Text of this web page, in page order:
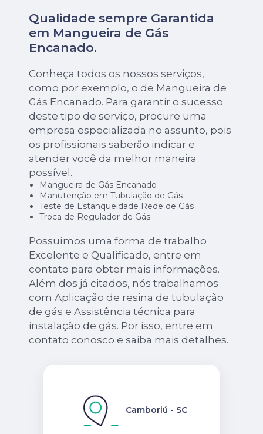
Qualidade sempre Garantida
em Mangueira de Gás
Encanado.
Conheça todos os nossos serviços,
como por exemplo, o de Mangueira de
Gás Encanado. Para garantir o sucesso
deste tipo de serviço, procure uma
empresa especializada no assunto, pois
os profissionais saberão indicar e
atender você da melhor maneira
possível.
Mangueira de Gás Encanado
Manutenção em Tubulação de Gás
Teste de Estanqueidade Rede de Gás
Troca de Regulador de Gás
Possuímos uma forma de trabalho
Excelente e Qualificado, entre em
contato para obter mais informações.
Além dos já citados, nós trabalhamos
com Aplicação de resina de tubulação
de gás e Assistência técnica para
instalação de gás. Por isso, entre em
contato conosco e saiba mais detalhes.
Camboriú - SC